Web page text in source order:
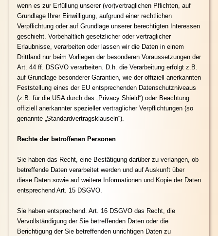
wenn es zur Erfüllung unserer (vor)vertraglichen Pflichten, auf
Grundlage Ihrer Einwilligung, aufgrund einer rechtlichen
Verpflichtung oder auf Grundlage unserer berechtigten Interessen
geschieht. Vorbehaltlich gesetzlicher oder vertraglicher
Erlaubnisse, verarbeiten oder lassen wir die Daten in einem
Drittland nur beim Vorliegen der besonderen Voraussetzungen der
Art. 44 ff. DSGVO verarbeiten. D.h. die Verarbeitung erfolgt z.B.
auf Grundlage besonderer Garantien, wie der offiziell anerkannten
Feststellung eines der EU entsprechenden Datenschutzniveaus
(z.B. für die USA durch das „Privacy Shield“) oder Beachtung
offiziell anerkannter spezieller vertraglicher Verpflichtungen (so
genannte „Standardvertragsklauseln“).
Rechte der betroffenen Personen
Sie haben das Recht, eine Bestätigung darüber zu verlangen, ob
betreffende Daten verarbeitet werden und auf Auskunft über
diese Daten sowie auf weitere Informationen und Kopie der Daten
entsprechend Art. 15 DSGVO.
Sie haben entsprechend. Art. 16 DSGVO das Recht, die
Vervollständigung der Sie betreffenden Daten oder die
Berichtigung der Sie betreffenden unrichtigen Daten zu